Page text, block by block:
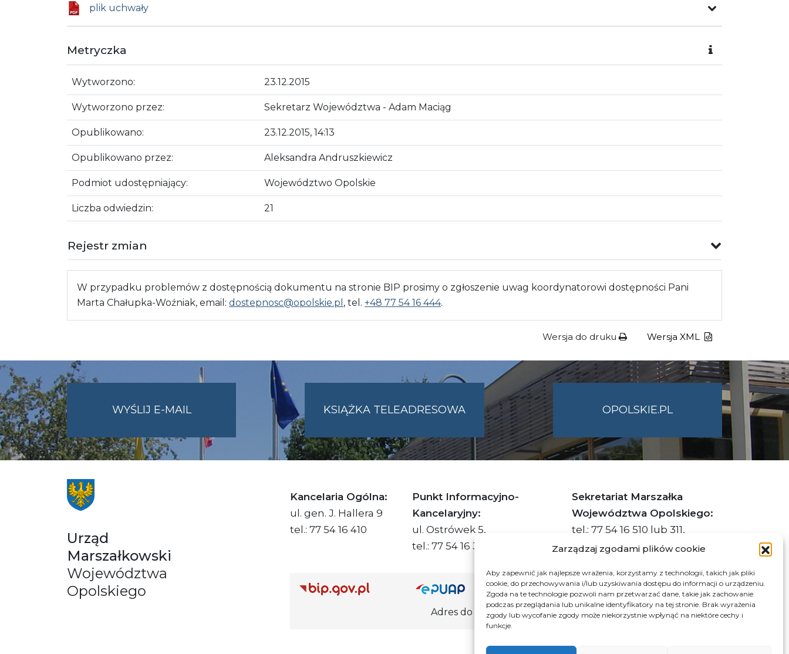
Zarządzaj zgodami plików cookie
Aby zapewnić jak najlepsze wrażenia, korzystamy z technologii, takich jak pliki
cookie, do przechowywania i/lub uzyskiwania dostępu do informacji o urządzeniu.
Zgoda na te technologie pozwoli nam przetwarzać dane, takie jak zachowanie
podczas przeglądania lub unikalne identyfikatory na tej stronie. Brak wyrażenia
zgody lub wycofanie zgody może niekorzystnie wpłynąć na niektóre cechy i
funkcje.
plik uchwały
Metryczka
Wytworzono: 23.12.2015
Wytworzono przez: Sekretarz Województwa - Adam Maciąg
Opublikowano: 23.12.2015, 14:13
Opublikowano przez: Aleksandra Andruszkiewicz
Podmiot udostępniający: Województwo Opolskie
Liczba odwiedzin: 21
Rejestr zmian
W przypadku problemów z dostępnością dokumentu na stronie BIP prosimy o zgłoszenie uwag koordynatorowi dostępności Pani
Marta Chałupka-Woźniak, email: dostepnosc@opolskie.pl , tel. +48 77 54 16 444.
Wersja do druku Wersja XML
WYŚLIJ E-MAILNA
UMWO@OPOLSKIE.PL
KSIĄŻKA TELEADRESOWA OPOLSKIE.PL
Urząd
Marszałkowski
Województwa
Opolskiego
Kancelaria Ogólna:
ul. gen. J. Hallera 9
tel.: 77 54 16 410
Punkt Informacyjno-
Kancelaryjny:
ul. Ostrówek 5,
tel.: 77 54 16 332
Sekretariat Marszałka
Województwa Opolskiego:
tel.: 77 54 16 510 lub 311,
faks: 77 54 16 512
Adres ePUAP Urzędu: /q877fxtk55/SkrytkaESP
Adres do e-Doręczeń Urzędu: AE:PL-66703-73759-IGTUV-14